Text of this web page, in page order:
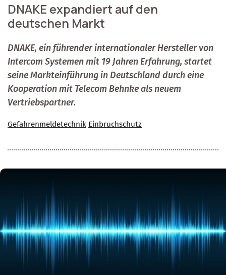
DNAKE expandiert auf den
deutschen Markt
DNAKE, ein führender internationaler Hersteller von
Intercom Systemen mit 19 Jahren Erfahrung, startet
seine Markteinführung in Deutschland durch eine
Kooperation mit Telecom Behnke als neuem
Vertriebspartner.
Gefahrenmeldetechnik Einbruchschutz